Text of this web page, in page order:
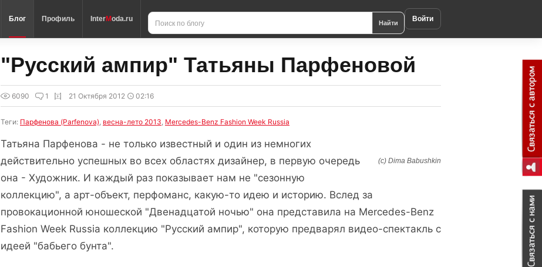
Блог Профиль InterModa.ru Найти Войти
"Русский ампир" Татьяны Парфеновой
6090 1 21 Октября 2012 02:16
Теги: Парфенова (Parfenova), весна-лето 2013, Mercedes-Benz Fashion Week Russia
(c) Dima Babushkin
Татьяна Парфенова - не только известный и один из немногих
действительно успешных во всех областях дизайнер, в первую очередь
она - Художник. И каждый раз показывает нам не "сезонную
коллекцию", а арт-объект, перфоманс, какую-то идею и историю. Вслед за
провокационной юношеской "Двенадцатой ночью" она представила на Mercedes-Benz
Fashion Week Russia коллекцию "Русский ампир", которую предварял видео-спектакль с
идеей "бабьего бунта".